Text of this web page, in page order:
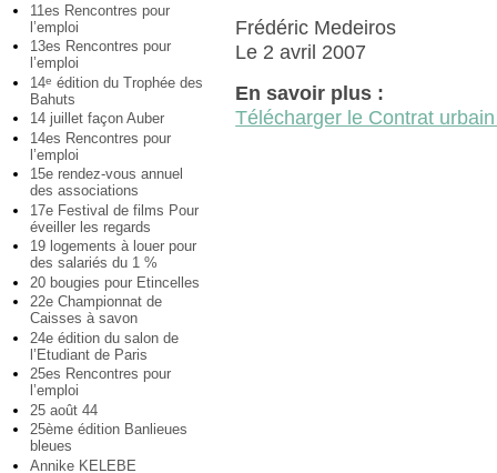
11es Rencontres pour
l’emploi
13es Rencontres pour
l’emploi
14e édition du Trophée des
Bahuts
14 juillet façon Auber
14es Rencontres pour
l’emploi
15e rendez-vous annuel
des associations
17e Festival de films Pour
éveiller les regards
19 logements à louer pour
des salariés du 1 %
20 bougies pour Etincelles
22e Championnat de
Caisses à savon
24e édition du salon de
l’Etudiant de Paris
25es Rencontres pour
l’emploi
25 août 44
25ème édition Banlieues
bleues
Annike KELEBE
Frédéric Medeiros
Le 2 avril 2007
En savoir plus :
Télécharger le Contrat